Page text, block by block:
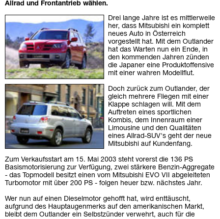
Allrad und Frontantrieb wählen.
Drei lange Jahre ist es mittlerweile
her, dass Mitsubishi ein komplett
neues Auto in Österreich
vorgestellt hat. Mit dem Outlander
hat das Warten nun ein Ende, in
den kommenden Jahren zünden
die Japaner eine Produktoffensive
mit einer wahren Modellflut.
Doch zurück zum Outlander, der
gleich mehrere Fliegen mit einer
Klappe schlagen will. Mit dem
Auftreten eines sportlichen
Kombis, dem Innenraum einer
Limousine und den Qualitäten
eines Allrad-SUV's geht der neue
Mitsubishi auf Kundenfang.
Zum Verkaufsstart am 15. Mai 2003 steht vorerst die 136 PS
Basismotorisierung zur Verfügung, zwei stärkere Benzin-Aggregate
- das Topmodell besitzt einen vom Mitsubishi EVO VII abgeleiteten
Turbomotor mit über 200 PS - folgen heuer bzw. nächstes Jahr.
Wer nun auf einen Dieselmotor gehofft hat, wird enttäuscht,
aufgrund des Hauptaugenmerks auf den amerikanischen Markt,
bleibt dem Outlander ein Selbstzünder verwehrt, auch für die